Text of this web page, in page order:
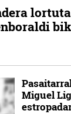
Miguel